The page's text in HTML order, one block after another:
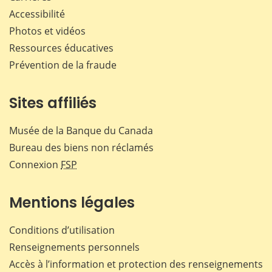
Accessibilité
Photos et vidéos
Ressources éducatives
Prévention de la fraude
Sites affiliés
Musée de la Banque du Canada
Bureau des biens non réclamés
Connexion FSP
Mentions légales
Conditions d’utilisation
Renseignements personnels
Accès à l’information et protection des renseignements